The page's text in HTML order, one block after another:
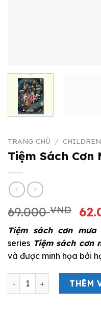
TRANG CHỦ / CHILDREN
Tiệm Sách Cơn
69.000VND
Giá
gốc
là:
Tiệm sách cơn
series Tiệm sách cơn
và được minh họa bởi
Tiệm Sách Cơn Mưa -
THÊM